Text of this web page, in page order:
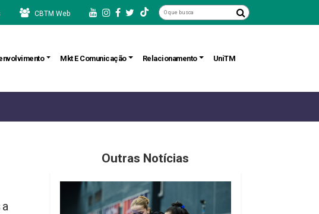
CBTM Web
Mkt E Comunicação Relacionamento UniTM
Outras Notícias